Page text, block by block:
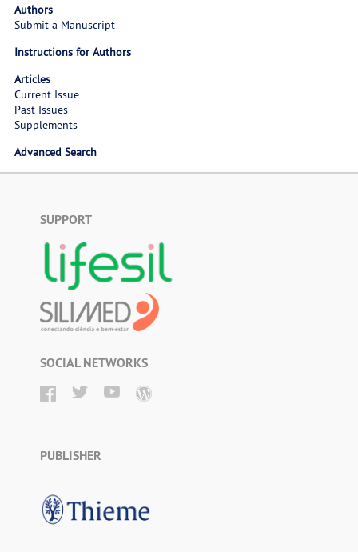
Authors
Submit a Manuscript
Instructions for Authors
Articles
Current Issue
Past Issues
Supplements
Advanced Search
SUPPORT
SOCIAL NETWORKS
PUBLISHER